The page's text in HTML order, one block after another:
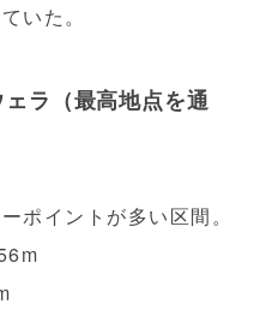
いた。
ラ（最高地点を通
ポイントが多い区間。